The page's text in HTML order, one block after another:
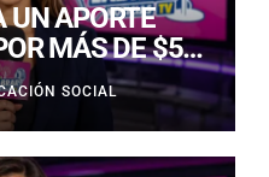
APORTE
MÁS DE $55
LA
PEQUEÑOS
POR LOS
SOCIAL